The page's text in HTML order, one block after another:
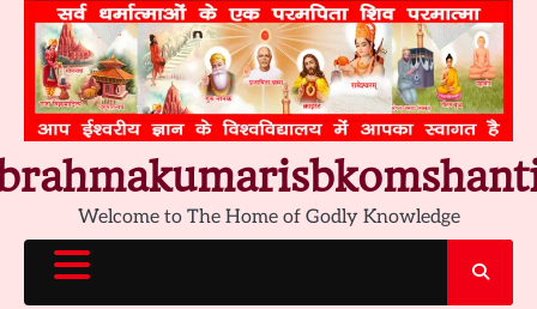
content
Welcome to The Home of Godly Knowledge